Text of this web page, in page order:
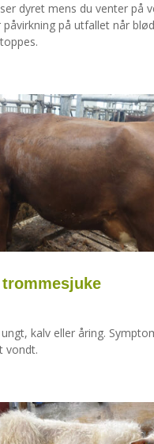
dyret mens du venter på
på utfallet når
kalv eller åring.
vondt.